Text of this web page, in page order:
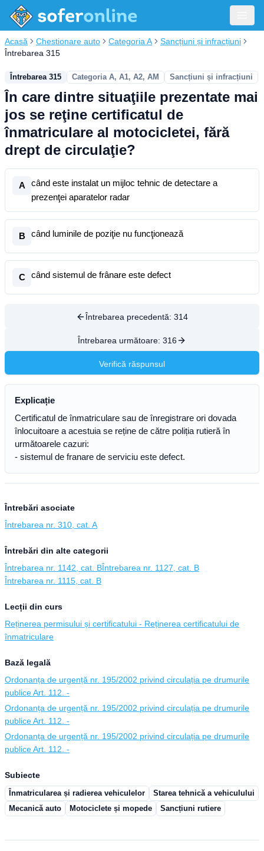
Acasă Chestionare auto Categoria A
Sancțiuni și infracțiuni
Întrebarea 315
Întrebarea 315 Categoria A, A1, A2, AM Sancțiuni și infracțiuni
În care dintre situaţiile prezentate mai
jos se reţine certificatul de
înmatriculare al motocicletei, fără
drept de circulaţie?
A
când este instalat un mijloc tehnic de detectare a
prezenţei aparatelor radar
B când luminile de poziţie nu funcţionează
C când sistemul de frânare este defect
Întrebarea precedentă: 314
Întrebarea următoare: 316
Verifică răspunsul
Explicație
Certificatul de înmatriculare sau de înregistrare ori dovada
înlocuitoare a acestuia se reține de către poliția rutieră în
următoarele cazuri:
- sistemul de franare de serviciu este defect.
Întrebări asociate
Întrebarea nr. 310, cat. A
Întrebări din alte categorii
Întrebarea nr. 1142, cat. BÎntrebarea nr. 1127, cat. B
Întrebarea nr. 1115, cat. B
Lecții din curs
Reținerea permisului și certificatului - Reținerea certificatului de
înmatriculare
Bază legală
Ordonanța de urgență nr. 195/2002 privind circulația pe drumurile
publice Art. 112. -
Ordonanța de urgență nr. 195/2002 privind circulația pe drumurile
publice Art. 112. -
Ordonanța de urgență nr. 195/2002 privind circulația pe drumurile
publice Art. 112. -
Subiecte
Înmatricularea și radierea vehiculelor
Starea tehnică a vehiculului
Mecanică auto
Motociclete și mopede Sancțiuni rutiere